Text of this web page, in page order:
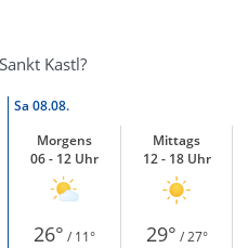
Kastl?
Sa 08.08.
Morgens
06 - 12 Uhr
Mittags
12 - 18 Uhr
26° / 11° 29° / 27°